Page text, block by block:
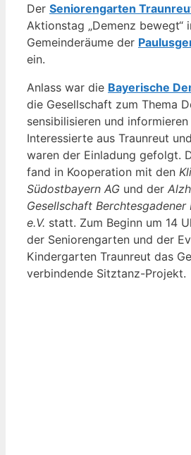
Der Seniorengarten
Aktionstag „Demenz bewegt“
Gemeinderäume der
ein.
Anlass war die Bayerische
die Gesellschaft zum Thema
sensibilisieren und
Interessierte aus Traunreut
waren der Einladung gefolgt.
fand in Kooperation mit den
Südostbayern AG und der
Gesellschaft Berchtesgadener
e.V. statt. Zum Beginn um 14
der Seniorengarten und der
Kindergarten Traunreut das
verbindende Sitztanz-Projekt.